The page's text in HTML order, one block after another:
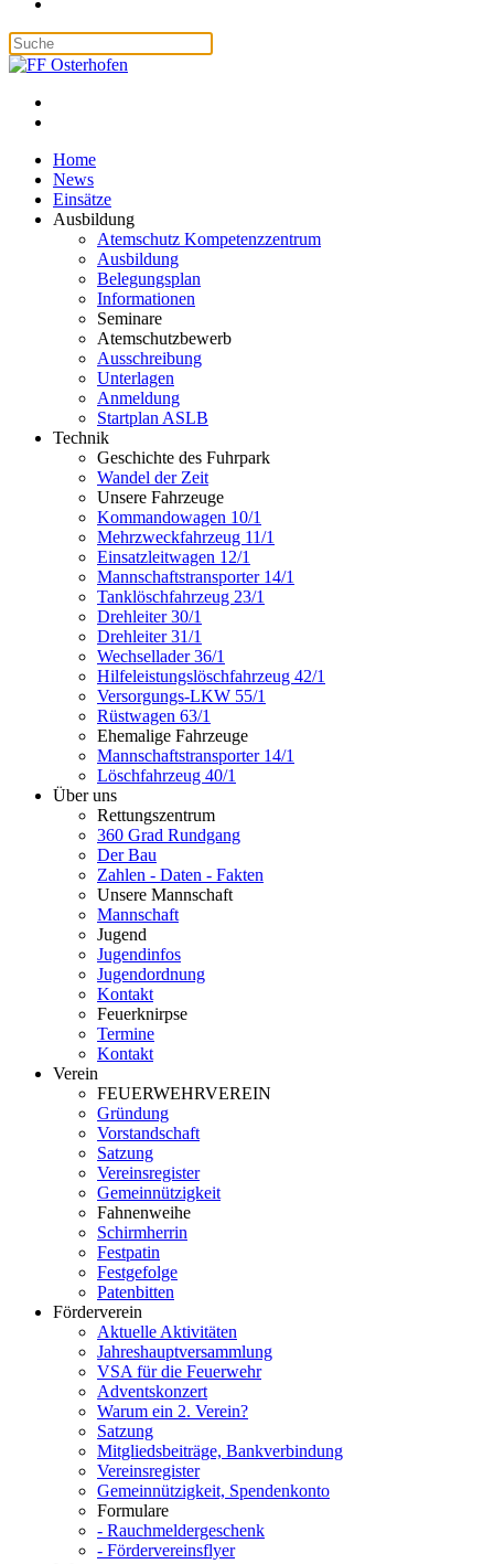
Home
News
Einsätze
Ausbildung
Atemschutz Kompetenzzentrum
Ausbildung
Belegungsplan
Informationen
Seminare
Atemschutzbewerb
Ausschreibung
Unterlagen
Anmeldung
Startplan ASLB
Technik
Geschichte des Fuhrpark
Wandel der Zeit
Unsere Fahrzeuge
Kommandowagen 10/1
Mehrzweckfahrzeug 11/1
Einsatzleitwagen 12/1
Mannschaftstransporter 14/1
Tanklöschfahrzeug 23/1
Drehleiter 30/1
Drehleiter 31/1
Wechsellader 36/1
Hilfeleistungslöschfahrzeug 42/1
Versorgungs-LKW 55/1
Rüstwagen 63/1
Ehemalige Fahrzeuge
Mannschaftstransporter 14/1
Löschfahrzeug 40/1
Über uns
Rettungszentrum
360 Grad Rundgang
Der Bau
Zahlen - Daten - Fakten
Unsere Mannschaft
Mannschaft
Jugend
Jugendinfos
Jugendordnung
Kontakt
Feuerknirpse
Termine
Kontakt
Verein
FEUERWEHRVEREIN
Gründung
Vorstandschaft
Satzung
Vereinsregister
Gemeinnützigkeit
Fahnenweihe
Schirmherrin
Festpatin
Festgefolge
Patenbitten
Förderverein
Aktuelle Aktivitäten
Jahreshauptversammlung
VSA für die Feuerwehr
Adventskonzert
Warum ein 2. Verein?
Satzung
Mitgliedsbeiträge, Bankverbindung
Vereinsregister
Gemeinnützigkeit, Spendenkonto
Formulare
- Rauchmeldergeschenk
- Fördervereinsflyer